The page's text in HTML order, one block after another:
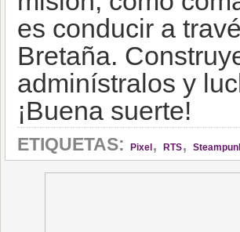
es conducir a
Bretaña.
adminístralos y
¡Buena suerte!
ETIQUETAS: Pixel , RTS,